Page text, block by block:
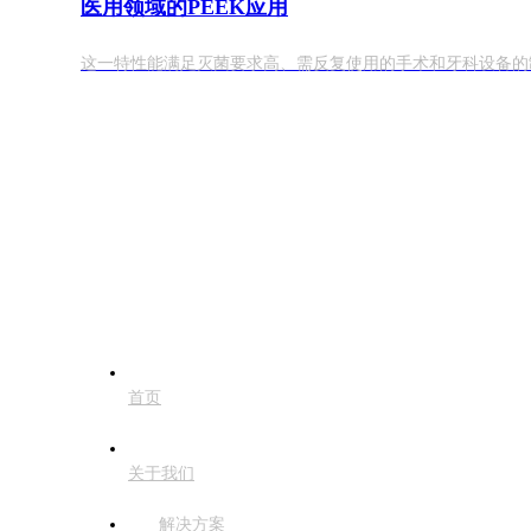
医用领域的PEEK应用
这一特性能满足灭菌要求高、需反复使用的手术和牙科设备
首页
关于我们
解决方案